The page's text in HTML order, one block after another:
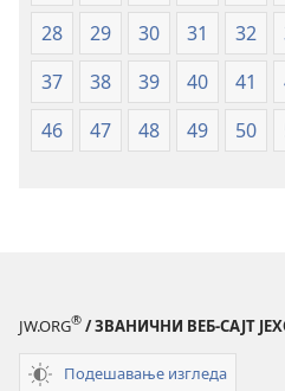
28
29 30 31 32
37
38 39 40 41
46
47 48 49 50
JW.ORG® / ЗВАНИЧНИ ВЕБ-САЈТ
Подешавање изгледа